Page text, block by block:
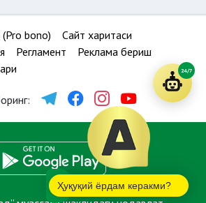
(Pro bono)
Сайт харитаси
Регламент
Реклама бериш
Ҳуқуқий ёрдам керакми?
24/7